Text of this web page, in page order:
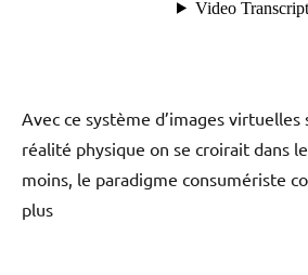
Avec ce système d’images virtuelles
réalité physique on se croirait dans
moins, le paradigme consumériste
plus